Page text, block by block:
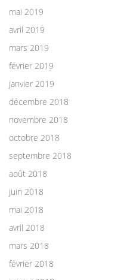
mai 2019
avril 2019
mars 2019
février 2019
janvier 2019
décembre 2018
novembre 2018
octobre 2018
septembre 2018
août 2018
juin 2018
mai 2018
avril 2018
mars 2018
février 2018